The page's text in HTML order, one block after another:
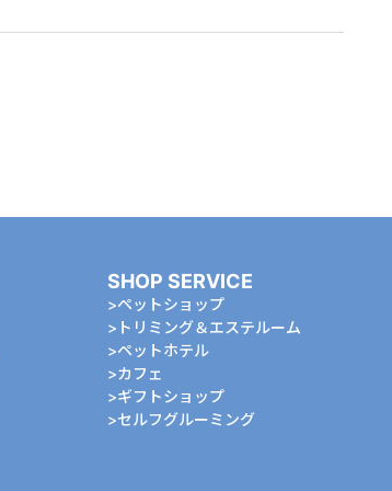
SHOP SERVICE
ペットショップ
トリミング＆エステルーム
ペットホテル
カフェ
ギフトショップ
セルフグルーミング